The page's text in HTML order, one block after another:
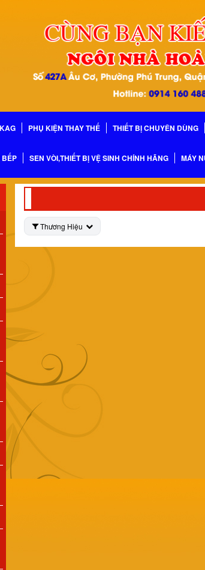
PHỤ KIỆN THAY THẾ THIẾT BỊ CHUYÊN DÙNG
BẾP SEN VÒI,THIẾT BỊ VỆ SINH CHÍNH HÃNG MÁY
Thương Hiệu